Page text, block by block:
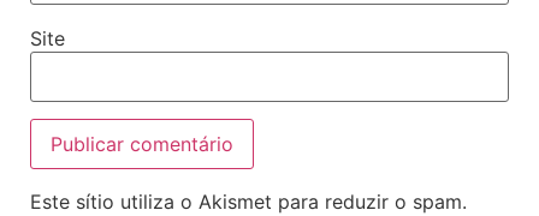
Site
Este sítio utiliza o Akismet para reduzir o spam.